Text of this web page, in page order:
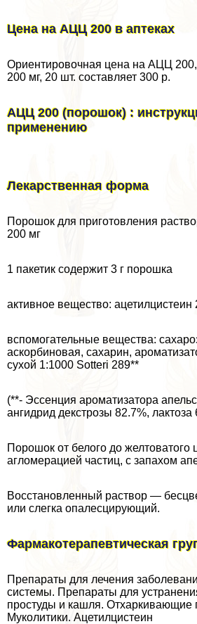
Цена на АЦЦ 200 в аптеках
Ориентировочная цена на АЦЦ 200,
200 мг, 20 шт. составляет 300 р.
АЦЦ 200 (порошок) :
применению
Лекарственная форма
Порошок для приготовления
200 мг
1 пакетик содержит 3 г порошка
активное вещество: ацетилцистеин
вспомогательные вещества:
аскорбиновая, сахарин,
сухой 1:1000 Sotteri 289**
(**- Эссенция ароматизатора
ангидрид декстрозы 82.7%, лактоза
Поро­шок от белого до желтоватого
агломерацией частиц, с запахом
Восстановленный раствор —
или слегка опалесцирующий.
Фармакотерапевтическая
Препараты для лечения
системы. Препараты для
простуды и кашля. Отхаркивающие
Муколитики. Ацетилцистеин